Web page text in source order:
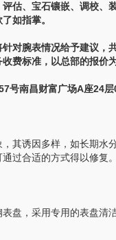
、宝石镶嵌、调校、
如指掌。
腕表情况给予建议，
费标准，以总部的报价为
号南昌财富广场A座24层
诱因多样，如长期水
过合适的方式得以修复。
，采用专用的表盘清